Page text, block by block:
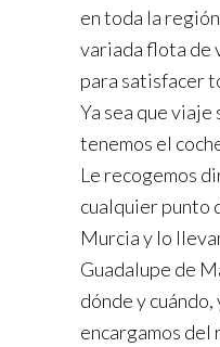
en toda la
variada flota de
para satisfacer
Ya sea que viaje
tenemos el
Le recogemos
cualquier punto
Murcia y lo
Guadalupe de
dónde y
encargamos